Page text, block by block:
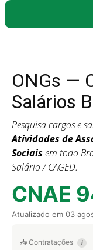
ONGs —
Salários
Pesquisa cargos e
Atividades de
Sociais em todo
Salário / CAGED.
CNAE
Atualizado em 03
📥 Contratações i